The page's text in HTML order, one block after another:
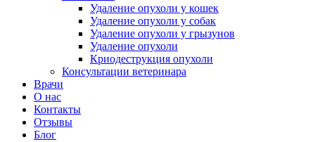
Удаление опухоли у кошек
Удаление опухоли у собак
Удаление опухоли у грызунов
Удаление опухоли
Криодеструкция опухоли
Консультации ветеринара
Врачи
О нас
Контакты
Отзывы
Блог